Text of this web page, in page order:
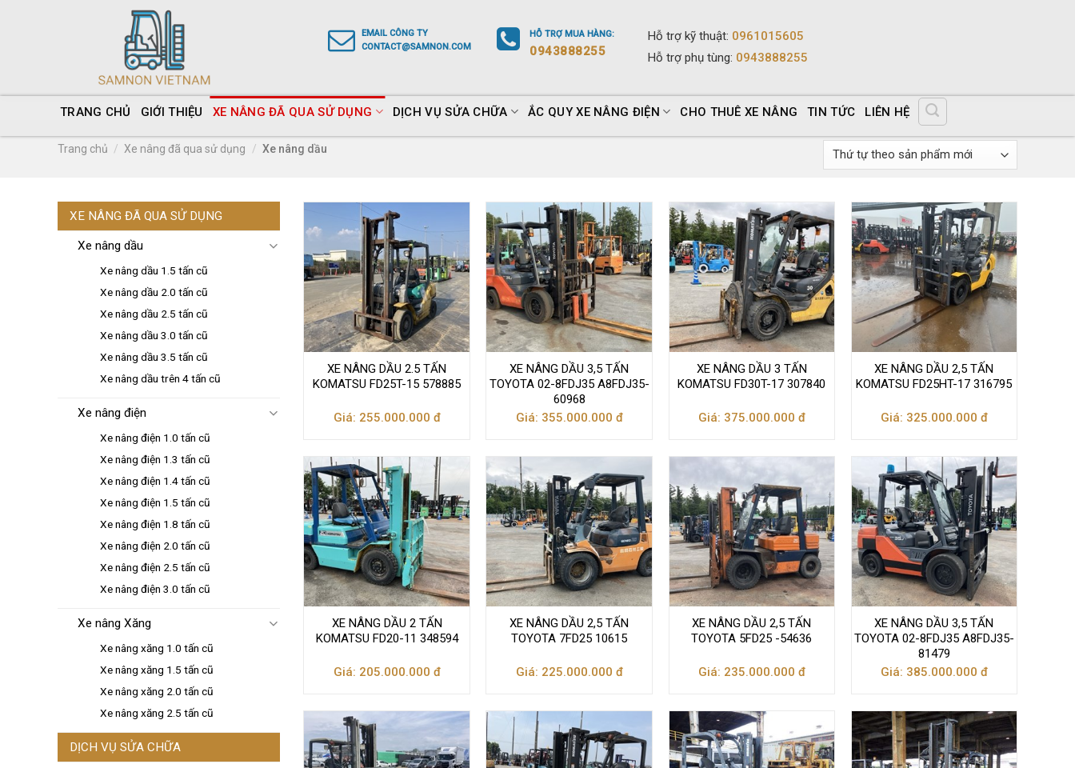
Hỗ trợ kỹ thuật: 0961015605
Hỗ trợ phụ tùng: 0943888255
HỖ TRỢMUA HÀNG:
0943888255
EMAIL CÔNG TY
CONTACT@SAMNON.COM
TRANG CHỦ GIỚI THIỆU XE NÂNG ĐÃ QUA SỬ DỤNG DỊCH VỤ SỬA CHỮA ẮC QUY XE NÂNG ĐIỆN CHO THUÊ XE NÂNG TIN TỨC LIÊN HỆ
Trang chủ / Xe nâng đã qua sử dụng / Xe nâng dầu
XE NÂNG ĐÃ QUA SỬ DỤNG
Xe nâng dầu
Xe nâng dầu 1.5 tấn cũ
Xe nâng dầu 2.0 tấn cũ
Xe nâng dầu 2.5 tấn cũ
Xe nâng dầu 3.0 tấn cũ
Xe nâng dầu 3.5 tấn cũ
Xe nâng dầu trên 4 tấn cũ
Xe nâng điện
Xe nâng điện 1.0 tấn cũ
Xe nâng điện 1.3 tấn cũ
Xe nâng điện 1.4 tấn cũ
Xe nâng điện 1.5 tấn cũ
Xe nâng điện 1.8 tấn cũ
Xe nâng điện 2.0 tấn cũ
Xe nâng điện 2.5 tấn cũ
Xe nâng điện 3.0 tấn cũ
Xe nâng Xăng
Xe nâng xăng 1.0 tấn cũ
Xe nâng xăng 1.5 tấn cũ
Xe nâng xăng 2.0 tấn cũ
Xe nâng xăng 2.5 tấn cũ
DỊCH VỤ SỬA CHỮA
XE NÂNG DẦU 2.5 TẤN
KOMATSU FD25T-15 578885
Giá: 255.000.000 đ
XE NÂNG DẦU 3,5 TẤN
TOYOTA 02-8FDJ35 A8FDJ35-
60968
Giá: 355.000.000 đ
XE NÂNG DẦU 3 TẤN
KOMATSU FD30T-17 307840
Giá: 375.000.000 đ
XE NÂNG DẦU 2,5 TẤN
KOMATSU FD25HT-17 316795
Giá: 325.000.000 đ
XE NÂNG DẦU 2 TẤN
KOMATSU FD20-11 348594
Giá: 205.000.000 đ
XE NÂNG DẦU 2,5 TẤN
TOYOTA 7FD25 10615
Giá: 225.000.000 đ
XE NÂNG DẦU 2,5 TẤN
TOYOTA 5FD25 -54636
Giá: 235.000.000 đ
XE NÂNG DẦU 3,5 TẤN
TOYOTA 02-8FDJ35 A8FDJ35-
81479
Giá: 385.000.000 đ